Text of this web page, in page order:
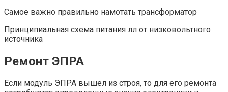
Самое важно правильно намотать трансформатор
Принципиальная схема питания лл от низковольтного
источника
Ремонт ЭПРА
Если модуль ЭПРА вышел из строя, то для его ремонта